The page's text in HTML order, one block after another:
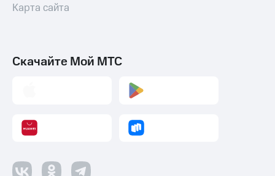
Карта сайта
Скачайте Мой МТС